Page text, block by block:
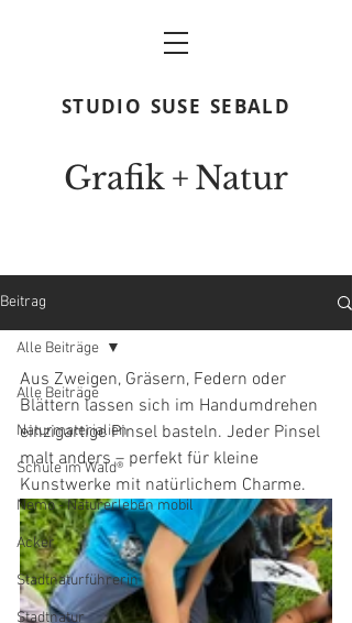
STUDIO SUSE SEBALD
Grafik+Natur
Beitrag
Alle Beiträge
Naturmaterialien
Schule im Wald®
Nemo - Naturerleben mobil
Acker
Stadtnaturführerin
Stadtnatur
Alle Beiträge
Aus Zweigen, Gräsern, Federn oder
Blättern lassen sich im Handumdrehen
einzigartige Pinsel basteln. Jeder Pinsel
malt anders – perfekt für kleine
Kunstwerke mit natürlichem Charme.